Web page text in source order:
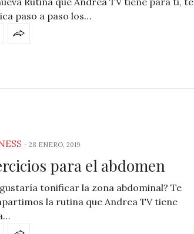
paso a paso los…
- 28 ENERO, 2019
para el abdomen
gustaría tonificar la zona abdominal? Te
la rutina que Andrea TV tiene